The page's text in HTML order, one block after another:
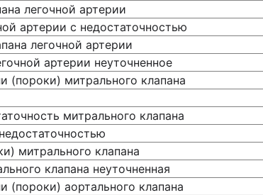
легочной артерии
артерии с недостаточностью
легочной артерии
артерии неуточненное
(пороки) митрального клапана
митрального клапана
митрального клапана
клапана неуточненная
(пороки) аортального клапана